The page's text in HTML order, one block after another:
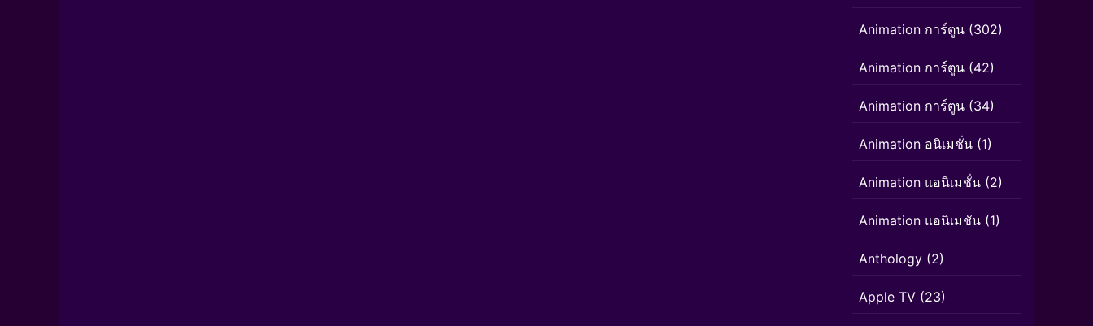
Animation การ์ตูน (302)
Animation การ์ตูน (42)
Animation การ์ตูน (34)
Animation อนิเมชั่น (1)
Animation แอนิเมชั่น (2)
Animation แอนิเมชัน (1)
Anthology (2)
Apple TV (23)